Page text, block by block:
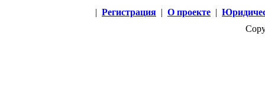
| Регистрация | О проекте |